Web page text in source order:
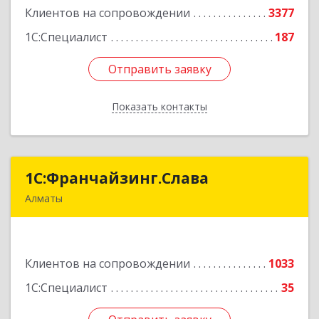
Клиентов на сопровождении
3377
1С:Специалист
187
Отправить заявку
Показать контакты
Отправить заявку
Назад
1С:Франчайзинг.Слава
Алматы
Клиентов на сопровождении
1033
1С:Специалист
35
1С:Франчайзинг.Слава